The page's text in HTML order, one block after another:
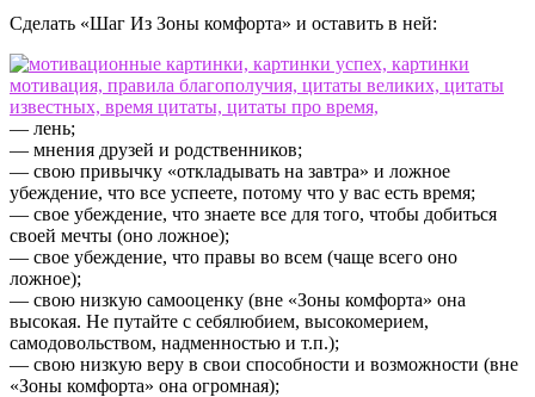
Сделать «Шаг Из Зоны комфорта» и оставить в ней:
— лень;
— мнения друзей и родственников;
— свою привычку «откладывать на завтра» и ложное
убеждение, что все успеете, потому что у вас есть время;
— свое убеждение, что знаете все для того, чтобы добиться
своей мечты (оно ложное);
— свое убеждение, что правы во всем (чаще всего оно
ложное);
— свою низкую самооценку (вне «Зоны комфорта» она
высокая. Не путайте с себялюбием, высокомерием,
самодовольством, надменностью и т.п.);
— свою низкую веру в свои способности и возможности (вне
«Зоны комфорта» она огромная);